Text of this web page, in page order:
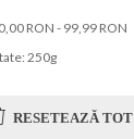
0,00 RON - 99,99 RON
250g
RESETEAZĂ TOT